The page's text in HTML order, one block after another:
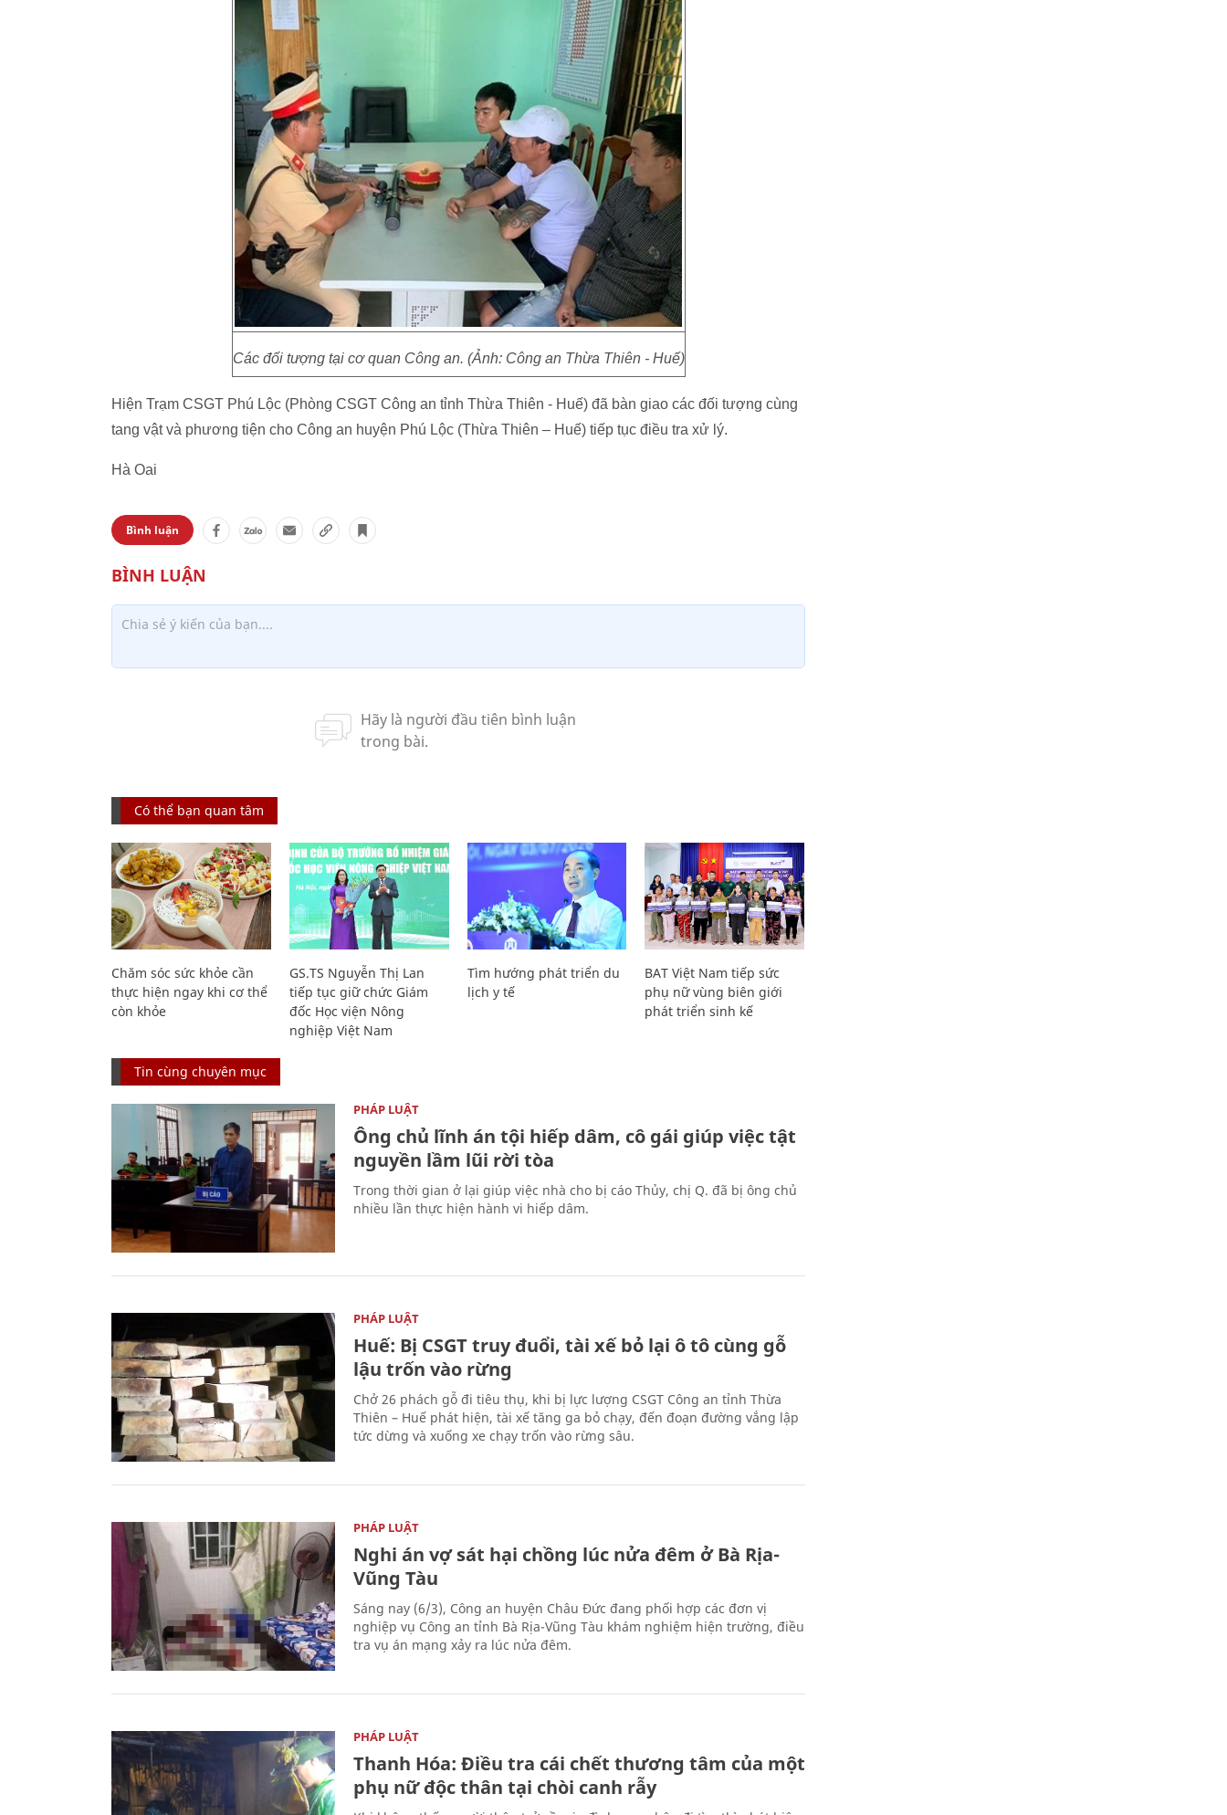
Các đối tượng tại cơ quan Công an. (Ảnh: Công an Thừa Thiên - Huế)
Hiện Trạm CSGT Phú Lộc (Phòng CSGT Công an tỉnh Thừa Thiên - Huế) đã bàn giao các đối tượng cùng
tang vật và phương tiện cho Công an huyện Phú Lộc (Thừa Thiên – Huế) tiếp tục điều tra xử lý.
Hà Oai
Bình luận
Có thể bạn quan tâm
Chăm sóc sức khỏe cần
thực hiện ngay khi cơ thể
còn khỏe
GS.TS Nguyễn Thị Lan
tiếp tục giữ chức Giám
đốc Học viện Nông
nghiệp Việt Nam
Tìm hướng phát triển du
lịch y tế
BAT Việt Nam tiếp sức
phụ nữ vùng biên giới
phát triển sinh kế
Tin cùng chuyên mục
PHÁP LUẬT
Ông chủ lĩnh án tội hiếp dâm, cô gái giúp việc tật
nguyền lầm lũi rời tòa
Trong thời gian ở lại giúp việc nhà cho bị cáo Thủy, chị Q. đã bị ông chủ
nhiều lần thực hiện hành vi hiếp dâm.
PHÁP LUẬT
Huế: Bị CSGT truy đuổi, tài xế bỏ lại ô tô cùng gỗ
lậu trốn vào rừng
Chở 26 phách gỗ đi tiêu thụ, khi bị lực lượng CSGT Công an tỉnh Thừa
Thiên – Huế phát hiện, tài xế tăng ga bỏ chạy, đến đoạn đường vắng lập
tức dừng và xuống xe chạy trốn vào rừng sâu.
PHÁP LUẬT
Nghi án vợ sát hại chồng lúc nửa đêm ở Bà Rịa-
Vũng Tàu
Sáng nay (6/3), Công an huyện Châu Đức đang phối hợp các đơn vị
nghiệp vụ Công an tỉnh Bà Rịa-Vũng Tàu khám nghiệm hiện trường, điều
tra vụ án mạng xảy ra lúc nửa đêm.
PHÁP LUẬT
Thanh Hóa: Điều tra cái chết thương tâm của một
phụ nữ độc thân tại chòi canh rẫy